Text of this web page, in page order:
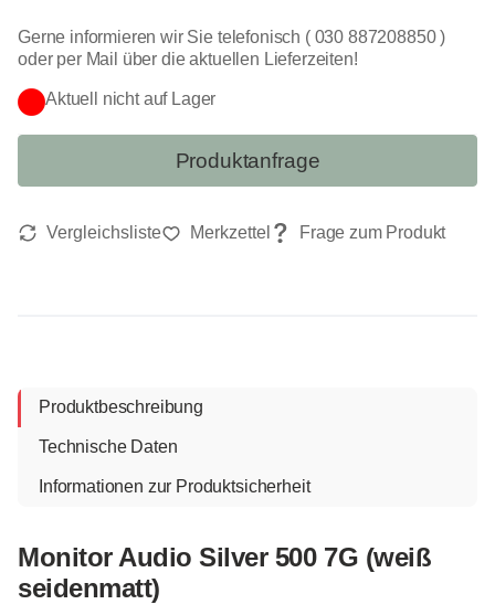
Aktuell nicht auf Lager
Gerne informieren wir Sie telefonisch ( 030 887208850 )
oder per Mail über die aktuellen Lieferzeiten!
Produktanfrage
Produktbeschreibung
Technische Daten
Informationen zur Produktsicherheit
Monitor Audio Silver 500 7G (weiß
seidenmatt)